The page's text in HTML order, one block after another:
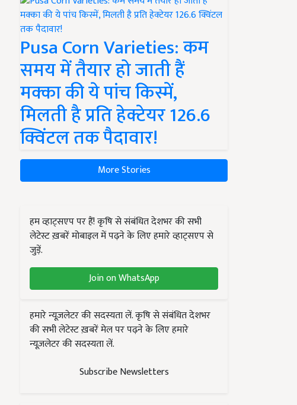
Pusa Corn Varieties: कम
समय में तैयार हो जाती हैं
मक्का की ये पांच किस्में,
मिलती है प्रति हेक्टेयर 126.6
क्विंटल तक पैदावार!
More Stories
हम व्हाट्सएप पर हैं! कृषि से संबंधित देशभर की सभी
लेटेस्ट ख़बरें मोबाइल में पढ़ने के लिए हमारे व्हाट्सएप से
जुड़ें.
Join on WhatsApp
हमारे न्यूज़लेटर की सदस्यता लें. कृषि से संबंधित देशभर
की सभी लेटेस्ट ख़बरें मेल पर पढ़ने के लिए हमारे
न्यूज़लेटर की सदस्यता लें.
Subscribe Newsletters